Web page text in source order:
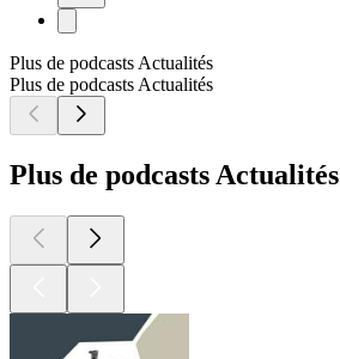
Plus de podcasts Actualités
Plus de podcasts Actualités
Plus de podcasts Actualités